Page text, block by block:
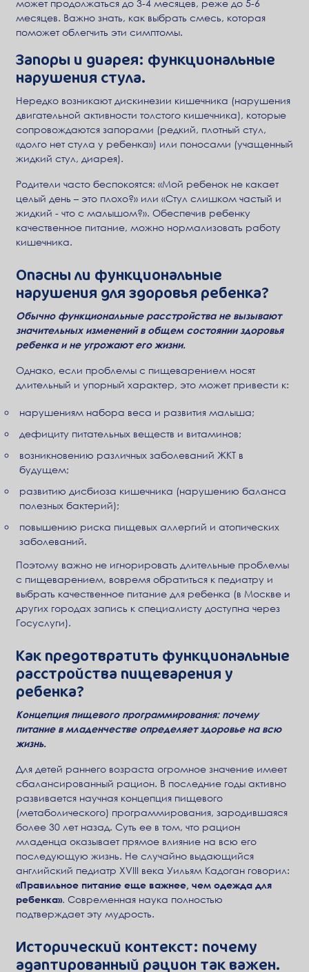
может продолжаться до 3-4 месяцев, реже до 5-6
месяцев. Важно знать, как выбрать смесь, которая
поможет облегчить эти симптомы.
Запоры и диарея: функциональные
нарушения стула.
Нередко возникают дискинезии кишечника (нарушения
двигательной активности толстого кишечника), которые
сопровождаются запорами (редкий, плотный стул,
«долго нет стула у ребенка») или поносами (учащенный
жидкий стул, диарея).
Родители часто беспокоятся: «Мой ребенок не какает
целый день – это плохо?» или «Стул слишком частый и
жидкий - что с малышом?». Обеспечив ребенку
качественное питание, можно нормализовать работу
кишечника.
Опасны ли функциональные
нарушения для здоровья ребенка?
Обычно функциональные расстройства не вызывают
значительных изменений в общем состоянии здоровья
ребенка и не угрожают его жизни.
Однако, если проблемы с пищеварением носят
длительный и упорный характер, это может привести к:
нарушениям набора веса и развития малыша;
дефициту питательных веществ и витаминов;
возникновению различных заболеваний ЖКТ в
будущем;
развитию дисбиоза кишечника (нарушению баланса
полезных бактерий);
повышению риска пищевых аллергий и атопических
заболеваний.
Поэтому важно не игнорировать длительные проблемы
с пищеварением, вовремя обратиться к педиатру и
выбрать качественное питание для ребенка (в Москве и
других городах запись к специалисту доступна через
Госуслуги).
Как предотвратить функциональные
расстройства пищеварения у
ребенка?
Концепция пищевого программирования: почему
питание в младенчестве определяет здоровье на всю
жизнь.
Для детей раннего возраста огромное значение имеет
сбалансированный рацион. В последние годы активно
развивается научная концепция пищевого
(метаболического) программирования, зародившаяся
более 30 лет назад. Суть ее в том, что рацион
младенца оказывает прямое влияние на всю его
последующую жизнь. Не случайно выдающийся
английский педиатр XVIII века Уильям Кадоган говорил:
«Правильное питание еще важнее, чем одежда для
ребенка». Современная наука полностью
подтверждает эту мудрость.
Исторический контекст: почему
адаптированный рацион так важен.